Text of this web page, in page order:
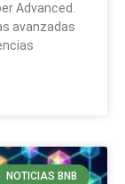
Advanced.
avanzadas
NOTICIAS BNB